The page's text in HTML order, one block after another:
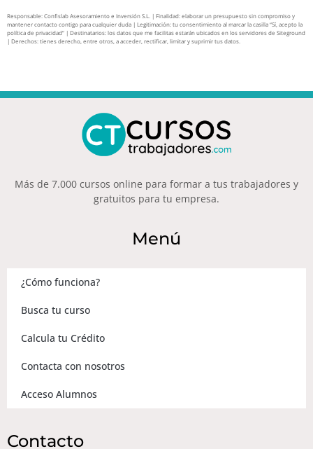
Responsable: Confislab Asesoramiento e Inversión S.L. | Finalidad: elaborar un presupuesto sin compromiso y
mantener contacto contigo para cualquier duda | Legitimación: tu consentimiento al marcar la casilla “Sí, acepto la
política de privacidad” | Destinatarios: los datos que me facilitas estarán ubicados en los servidores de Siteground
| Derechos: tienes derecho, entre otros, a acceder, rectificar, limitar y suprimir tus datos.
Más de 7.000 cursos online para formar a tus trabajadores y
gratuitos para tu empresa.
Menú
¿Cómo funciona?
Busca tu curso
Calcula tu Crédito
Contacta con nosotros
Acceso Alumnos
Contacto